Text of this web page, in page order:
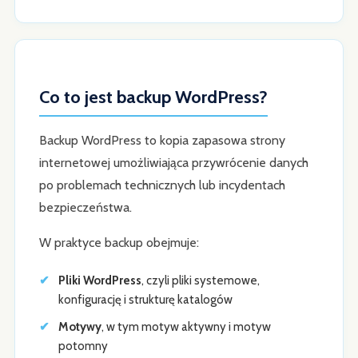
Co to jest backup WordPress?
Backup WordPress to kopia zapasowa strony
internetowej umożliwiająca przywrócenie danych
po problemach technicznych lub incydentach
bezpieczeństwa.
W praktyce backup obejmuje:
Pliki WordPress, czyli pliki systemowe,
konfigurację i strukturę katalogów
Motywy, w tym motyw aktywny i motyw
potomny